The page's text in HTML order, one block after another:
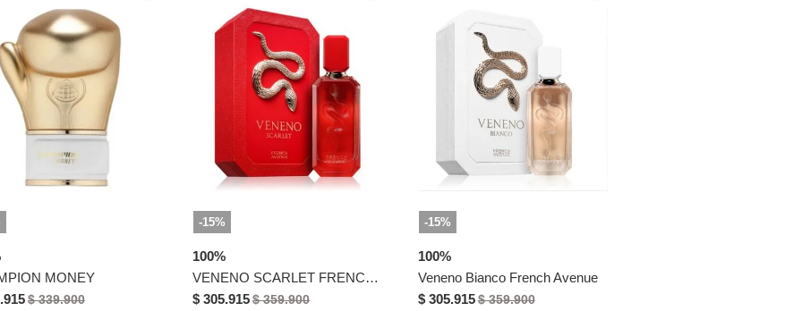
MONEY
$ 339.900
-15%
100%
VENENO SCARLET FRENCH AVENUE
$ 305.915$ 359.900
-15%
100%
Veneno Bianco French Avenue
$ 305.915$ 359.900